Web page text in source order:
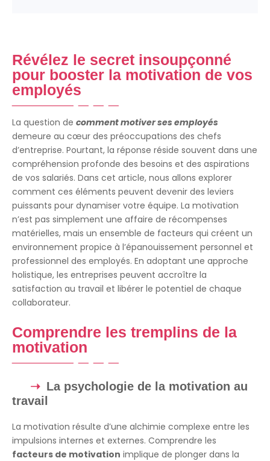
Révélez le secret insoupçonné
pour booster la motivation de vos
employés
La question de comment motiver ses employés
demeure au cœur des préoccupations des chefs
d’entreprise. Pourtant, la réponse réside souvent dans une
compréhension profonde des besoins et des aspirations
de vos salariés. Dans cet article, nous allons explorer
comment ces éléments peuvent devenir des leviers
puissants pour dynamiser votre équipe. La motivation
n’est pas simplement une affaire de récompenses
matérielles, mais un ensemble de facteurs qui créent un
environnement propice à l’épanouissement personnel et
professionnel des employés. En adoptant une approche
holistique, les entreprises peuvent accroître la
satisfaction au travail et libérer le potentiel de chaque
collaborateur.
Comprendre les tremplins de la
motivation
La psychologie de la motivation au
travail
La motivation résulte d’une alchimie complexe entre les
impulsions internes et externes. Comprendre les
facteurs de motivation implique de plonger dans la